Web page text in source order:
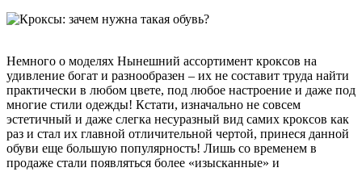
Немного о моделях Нынешний ассортимент кроксов на
удивление богат и разнообразен – их не составит труда найти
практически в любом цвете, под любое настроение и даже под
многие стили одежды! Кстати, изначально не совсем
эстетичный и даже слегка несуразный вид самих кроксов как
раз и стал их главной отличительной чертой, принеся данной
обуви еще большую популярность! Лишь со временем в
продаже стали появляться более «изысканные» и